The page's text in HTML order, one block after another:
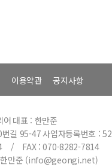
이용약관 공지사항
어 대표 : 한만준
번길 95-47 사업자등록번호 :
/ FAX : 070-8282-7814
한만준 (info@geongi.net)